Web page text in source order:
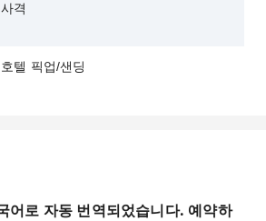
사격
호텔 픽업/샌딩
어로 자동 번역되었습니다. 예약하